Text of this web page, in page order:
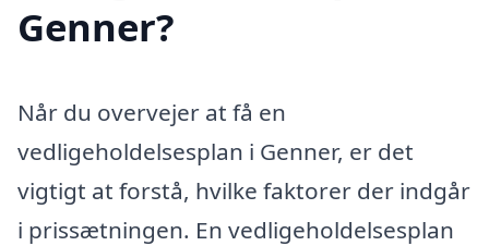
Genner?
Når du overvejer at få en
vedligeholdelsesplan i Genner, er det
vigtigt at forstå, hvilke faktorer der indgår
i prissætningen. En vedligeholdelsesplan